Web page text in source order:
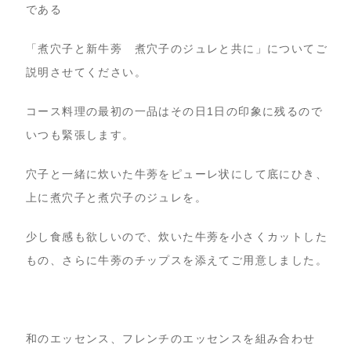
である
「煮穴子と新牛蒡 煮穴子のジュレと共に」についてご
説明させてください。
コース料理の最初の一品はその日1日の印象に残るので
いつも緊張します。
穴子と一緒に炊いた牛蒡をピューレ状にして底にひき、
上に煮穴子と煮穴子のジュレを。
少し食感も欲しいので、炊いた牛蒡を小さくカットした
もの、さらに牛蒡のチップスを添えてご用意しました。
和のエッセンス、フレンチのエッセンスを組み合わせ